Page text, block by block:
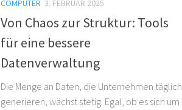
COMPUTER 3. FEBRUAR 2025
Von Chaos zur Struktur: Tools
für eine bessere
Datenverwaltung
Die Menge an Daten, die Unternehmen täglich
generieren, wächst stetig. Egal, ob es sich um